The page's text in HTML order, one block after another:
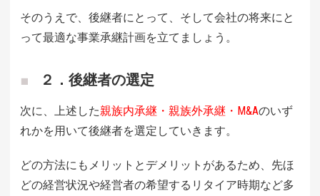
そのうえで、後継者にとって、そして会社の将来にと
って最適な事業承継計画を立てましょう。
２．後継者の選定
次に、上述した親族内承継・親族外承継・M&Aのいず
れかを用いて後継者を選定していきます。
どの方法にもメリットとデメリットがあるため、先ほ
どの経営状況や経営者の希望するリタイア時期など多